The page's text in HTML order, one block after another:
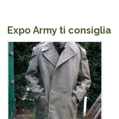
Expo Army ti consiglia